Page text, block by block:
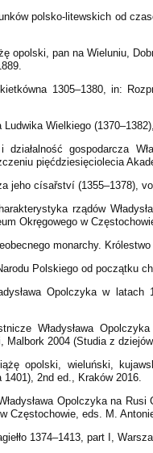
polsko-litewskich od
opolski, pan na Wieluniu,
1305–1380, in:
Wielkiego
gospodarcza
pięćdziesięciolecia
jeho císařství (1355–1378),
rządów
Okręgowego w
monarchy.
Polskiego od początku
Opolczyka w
Władysława
2004 (Studia z
opolski, wieluński,
2nd ed., Kraków 2016.
Opolczyka na
Częstochowie, eds. M.
1374–1413, part I,